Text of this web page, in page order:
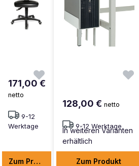
171,00 €
netto
9-12
Werktage
Zum Produkt
128,00 €netto
9-12 Werktage
In weiteren Varianten
erhältlich
Zum Produkt